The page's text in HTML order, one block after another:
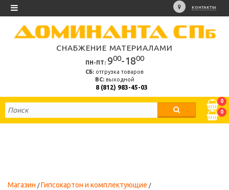
КОНТАКТЫ
СНАБЖЕНИЕ МАТЕРИАЛАМИ
ПН-ПТ: 900-1800
СБ: отгрузка товаров
ВС:выходной
8 (812) 983-45-03
0
0
Магазин
Гипсокартон и комплектующие